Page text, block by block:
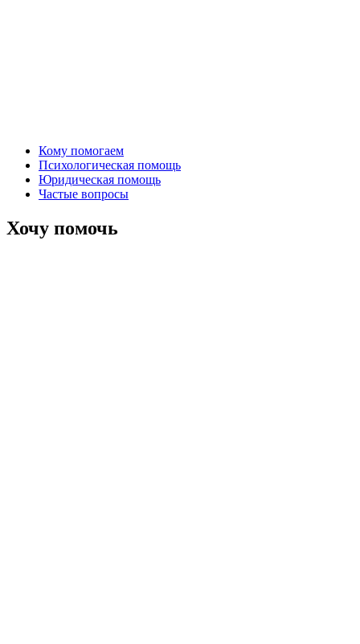
Кому помогаем
Психологическая помощь
Юридическая помощь
Частые вопросы
Хочу помочь